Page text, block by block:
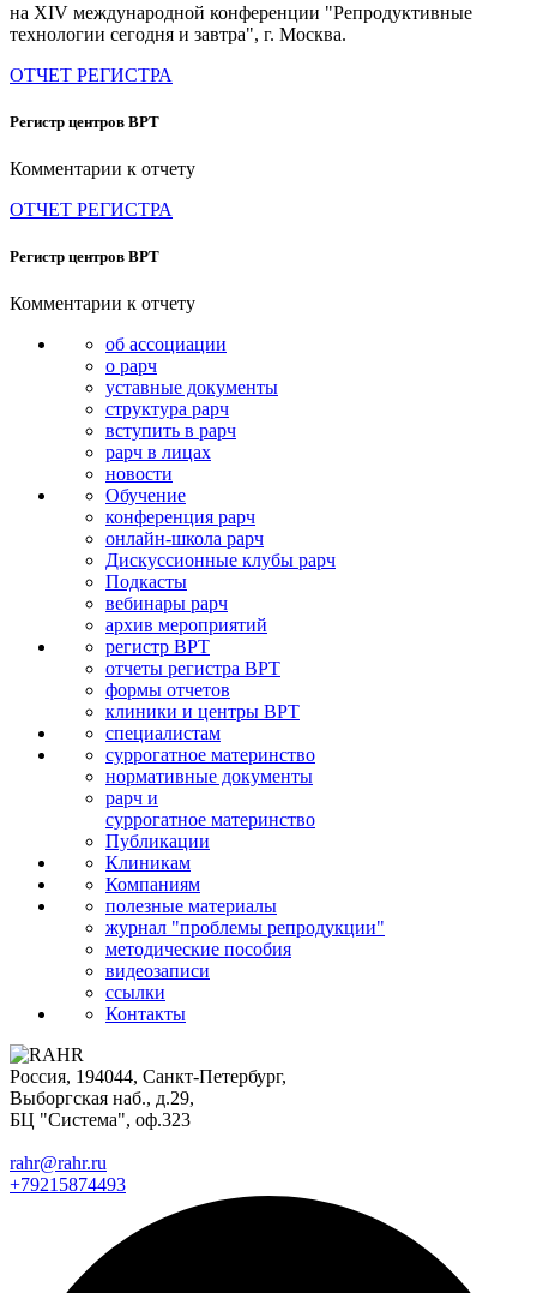
на XIV международной конференции "Репродуктивные
технологии сегодня и завтра", г. Москва.
ОТЧЕТ РЕГИСТРА
Регистр центров ВРТ
Комментарии к отчету
ОТЧЕТ РЕГИСТРА
Регистр центров ВРТ
Комментарии к отчету
об ассоциации
о рарч
уставные документы
структура рарч
вступить в рарч
рарч в лицах
новости
Обучение
конференция рарч
онлайн-школа рарч
Дискуссионные клубы рарч
Подкасты
вебинары рарч
архив мероприятий
регистр ВРТ
отчеты регистра ВРТ
формы отчетов
клиники и центры ВРТ
специалистам
суррогатное материнство
нормативные документы
рарч и
суррогатное материнство
Публикации
Клиникам
Компаниям
полезные материалы
журнал "проблемы репродукции"
методические пособия
видеозаписи
ссылки
Контакты
Россия, 194044, Санкт-Петербург,
Выборгская наб., д.29,
БЦ "Система", оф.323
rahr@rahr.ru
+79215874493